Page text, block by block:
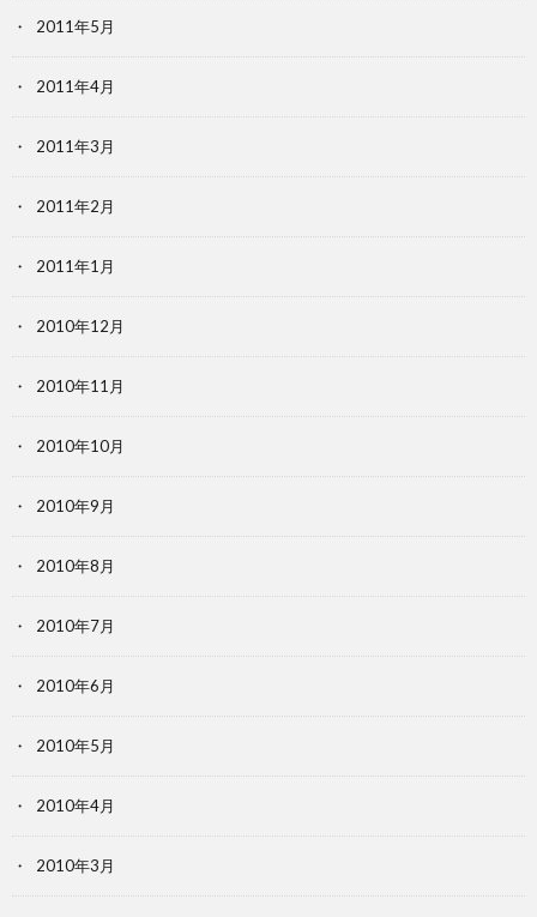
2011年5月
2011年4月
2011年3月
2011年2月
2011年1月
2010年12月
2010年11月
2010年10月
2010年9月
2010年8月
2010年7月
2010年6月
2010年5月
2010年4月
2010年3月